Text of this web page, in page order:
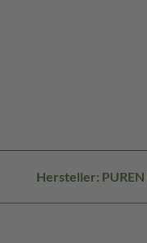
Hersteller: PUREN